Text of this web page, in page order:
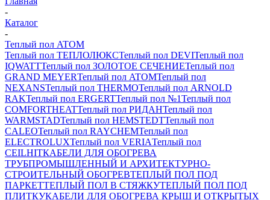
-
Каталог
-
Теплый пол ATOM
Теплый пол ТЕПЛОЛЮКСТеплый пол DEVIТеплый пол
IQWATTТеплый пол ЗОЛОТОЕ СЕЧЕНИЕТеплый пол
GRAND MEYERТеплый пол ATOMТеплый пол
NEXANSТеплый пол THERMOТеплый пол ARNOLD
RAKТеплый пол ERGERTТеплый пол №1Теплый пол
COMFORTHEATТеплый пол РИДАНТеплый пол
WARMSTADТеплый пол HEMSTEDTТеплый пол
CALEOТеплый пол RAYCHEMТеплый пол
ELECTROLUXТеплый пол VERIAТеплый пол
CEILHITКАБЕЛИ ДЛЯ ОБОГРЕВА
ТРУБПРОМЫШЛЕННЫЙ И АРХИТЕКТУРНО-
СТРОИТЕЛЬНЫЙ ОБОГРЕВТЕПЛЫЙ ПОЛ ПОД
ПАРКЕТТЕПЛЫЙ ПОЛ В СТЯЖКУТЕПЛЫЙ ПОЛ ПОД
ПЛИТКУКАБЕЛИ ДЛЯ ОБОГРЕВА КРЫШ И ОТКРЫТЫХ